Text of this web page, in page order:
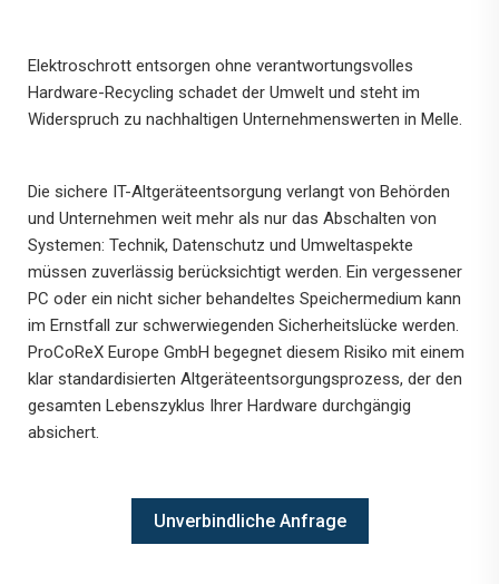
Elektroschrott entsorgen ohne verantwortungsvolles
Hardware-Recycling schadet der Umwelt und steht im
Widerspruch zu nachhaltigen Unternehmenswerten in Melle.
Die sichere IT-Altgeräteentsorgung verlangt von Behörden
und Unternehmen weit mehr als nur das Abschalten von
Systemen: Technik, Datenschutz und Umweltaspekte
müssen zuverlässig berücksichtigt werden. Ein vergessener
PC oder ein nicht sicher behandeltes Speichermedium kann
im Ernstfall zur schwerwiegenden Sicherheitslücke werden.
ProCoReX Europe GmbH begegnet diesem Risiko mit einem
klar standardisierten Altgeräteentsorgungsprozess, der den
gesamten Lebenszyklus Ihrer Hardware durchgängig
absichert.
Unverbindliche Anfrage